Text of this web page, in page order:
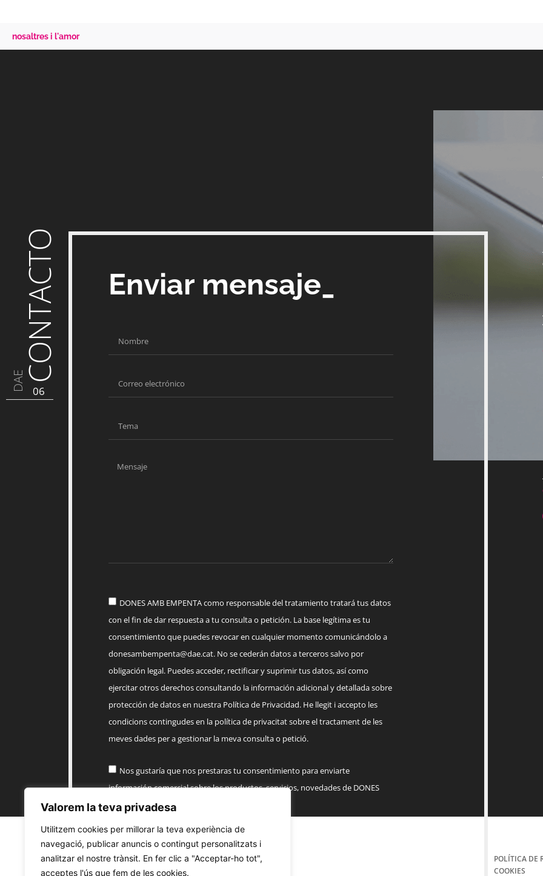
Valorem la teva privadesa
Utilitzem cookies per millorar la teva experiència de
navegació, publicar anuncis o contingut personalitzats i
analitzar el nostre trànsit. En fer clic a "Acceptar-ho tot",
acceptes l'ús que fem de les cookies.
nosaltres i l'amor
DAE CONTACTO
06
Enviar mensaje_
DONES AMB EMPENTA como responsable del tratamiento tratará tus datos
con el fin de dar respuesta a tu consulta o petición. La base legítima es tu
consentimiento que puedes revocar en cualquier momento comunicándolo a
donesambempenta@dae.cat. No se cederán datos a terceros salvo por
obligación legal. Puedes acceder, rectificar y suprimir tus datos, así como
ejercitar otros derechos consultando la información adicional y detallada sobre
protección de datos en nuestra Política de Privacidad. He llegit i accepto les
condicions contingudes en la política de privacitat sobre el tractament de les
meves dades per a gestionar la meva consulta o petició.
Nos gustaría que nos prestaras tu consentimiento para enviarte
información comercial sobre los productos, servicios, novedades de DONES
AMB EMPENTA
Enviar
POLÍTICA DE
COOKIES